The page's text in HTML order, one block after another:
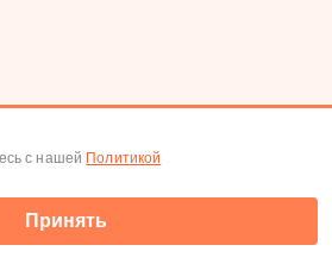
с нашей Политикой
Принять